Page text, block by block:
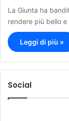
La Giunta ha
rendere più bello
Leggi di più »
Social